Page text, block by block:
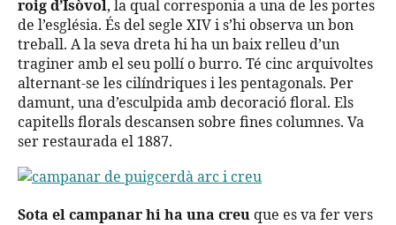
roig d’Isòvol, la qual corresponia a una de les portes
de l’església. És del segle XIV i s’hi observa un bon
treball. A la seva dreta hi ha un baix relleu d’un
traginer amb el seu pollí o burro. Té cinc arquivoltes
alternant-se les cilíndriques i les pentagonals. Per
damunt, una d’esculpida amb decoració floral. Els
capitells florals descansen sobre fines columnes. Va
ser restaurada el 1887.
Sota el campanar hi ha una creu que es va fer vers